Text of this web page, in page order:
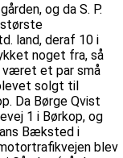
og da S. P.
største
land, deraf 10 i
noget fra, så
været et par små
solgt til
Da Børge Qvist
1 i Børkop, og
Bæksted i
blev